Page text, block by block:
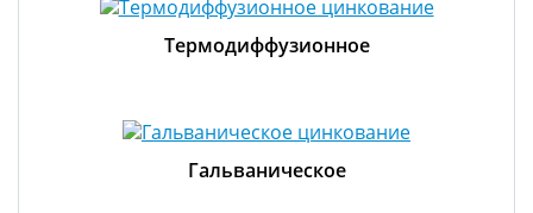
Термодиффузионное
Гальваническое